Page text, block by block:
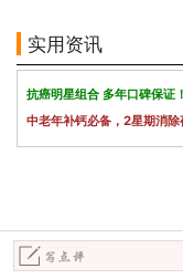
实用资讯
抗癌明星组合 多年口碑保证
中老年补钙必备，2星期消